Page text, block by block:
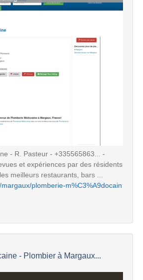
- R. Pasteur - +335565863... -
et expériences par des résidents
meilleurs restaurants, bars ...
plomberie-m%C3%A9docain
- Plombier à Margaux...